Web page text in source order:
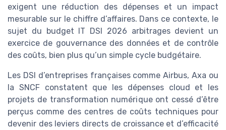
exigent une réduction des dépenses et un impact
mesurable sur le chiffre d’affaires. Dans ce contexte, le
sujet du budget IT DSI 2026 arbitrages devient un
exercice de gouvernance des données et de contrôle
des coûts, bien plus qu’un simple cycle budgétaire.
Les DSI d’entreprises françaises comme Airbus, Axa ou
la SNCF constatent que les dépenses cloud et les
projets de transformation numérique ont cessé d’être
perçus comme des centres de coûts techniques pour
devenir des leviers directs de croissance et d’efficacité